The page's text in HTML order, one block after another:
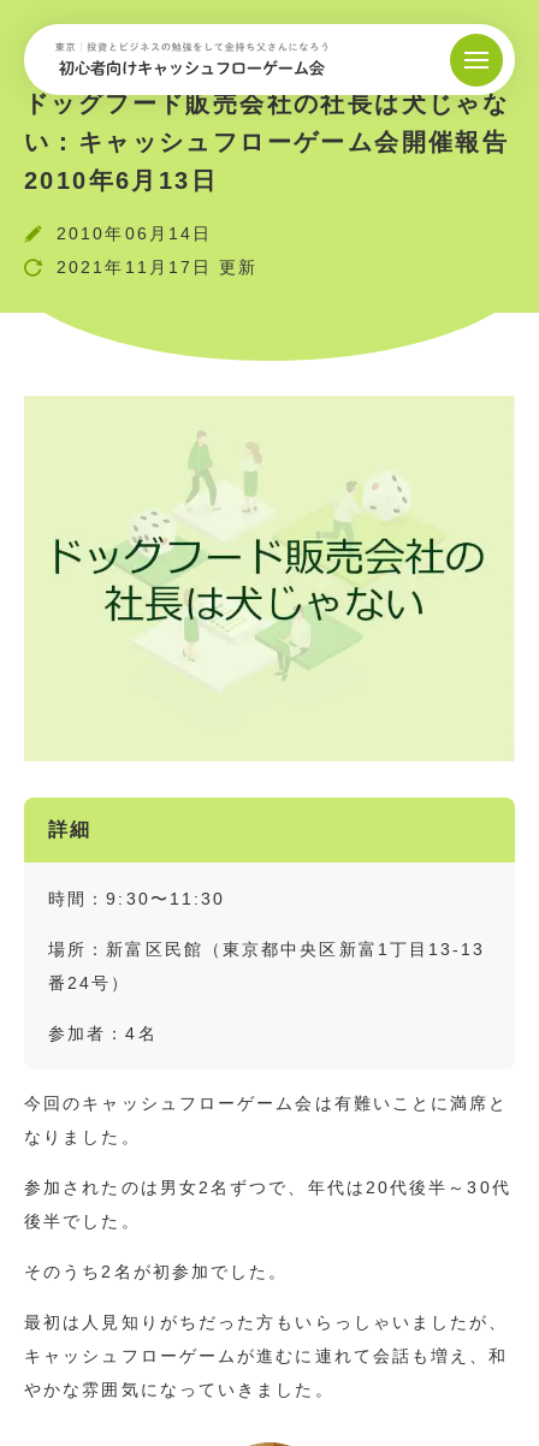
ドッグフード販売会社の社長は犬じゃな
い：キャッシュフローゲーム会開催報告
2010年6月13日
2010年06月14日
2021年11月17日 更新
詳細
時間：9:30〜11:30
場所：新富区民館（東京都中央区新富1丁目13-13
番24号）
参加者：4名
今回のキャッシュフローゲーム会は有難いことに満席と
なりました。
参加されたのは男女2名ずつで、年代は20代後半～30代
後半でした。
そのうち2名が初参加でした。
最初は人見知りがちだった方もいらっしゃいましたが、
キャッシュフローゲームが進むに連れて会話も増え、和
やかな雰囲気になっていきました。